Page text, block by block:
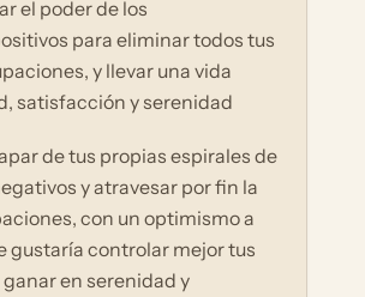
el poder de los
para eliminar todos tus
y llevar una vida
satisfacción y serenidad
de tus propias espirales de
y atravesar por fin la
con un optimismo a
gustaría controlar mejor tus
en serenidad y